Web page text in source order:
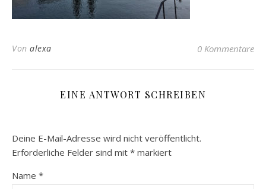
Von alexa 0 Kommentare
EINE ANTWORT SCHREIBEN
Deine E-Mail-Adresse wird nicht veröffentlicht.
Erforderliche Felder sind mit * markiert
Name *